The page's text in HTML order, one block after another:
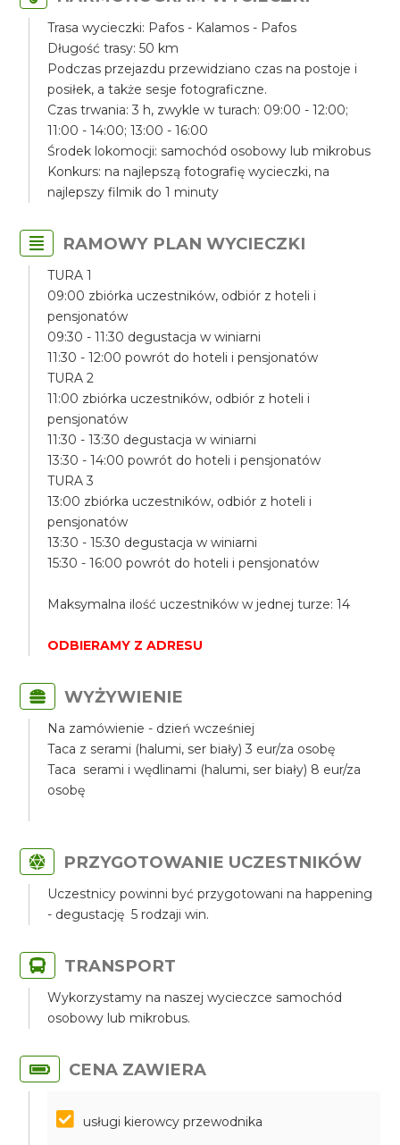
Trasa wycieczki: Pafos - Kalamos - Pafos
Długość trasy: 50 km
Podczas przejazdu przewidziano czas na postoje i
posiłek, a także sesje fotograficzne.
Czas trwania: 3 h, zwykle w turach: 09:00 - 12:00;
11:00 - 14:00; 13:00 - 16:00
Środek lokomocji: samochód osobowy lub mikrobus
Konkurs: na najlepszą fotografię wycieczki, na
najlepszy filmik do 1 minuty
RAMOWY PLAN WYCIECZKI
TURA 1
09:00 zbiórka uczestników, odbiór z hoteli i
pensjonatów
09:30 - 11:30 degustacja w winiarni
11:30 - 12:00 powrót do hoteli i pensjonatów
TURA 2
11:00 zbiórka uczestników, odbiór z hoteli i
pensjonatów
11:30 - 13:30 degustacja w winiarni
13:30 - 14:00 powrót do hoteli i pensjonatów
TURA 3
13:00 zbiórka uczestników, odbiór z hoteli i
pensjonatów
13:30 - 15:30 degustacja w winiarni
15:30 - 16:00 powrót do hoteli i pensjonatów
Maksymalna ilość uczestników w jednej turze: 14
ODBIERAMY Z ADRESU
WYŻYWIENIE
Na zamówienie - dzień wcześniej
Taca z serami (halumi, ser biały) 3 eur/za osobę
Taca serami i wędlinami (halumi, ser biały) 8 eur/za
osobę
PRZYGOTOWANIE UCZESTNIKÓW
Uczestnicy powinni być przygotowani na happening
- degustację 5 rodzaji win.
TRANSPORT
Wykorzystamy na naszej wycieczce samochód
osobowy lub mikrobus.
CENA ZAWIERA
usługi kierowcy przewodnika